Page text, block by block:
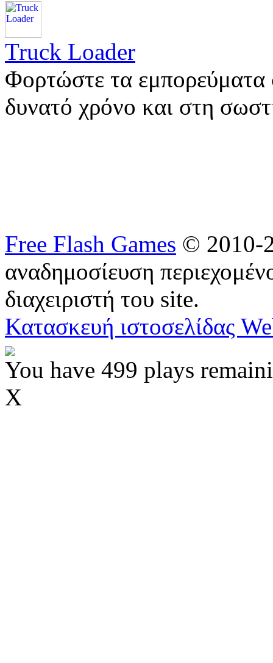
Truck Loader
Φορτώστε τα
δυνατό χρόνο και στη
Free Flash Games © 2010-
αναδημοσίευση
διαχειριστή του site.
Κατασκευή ιστοσελίδας